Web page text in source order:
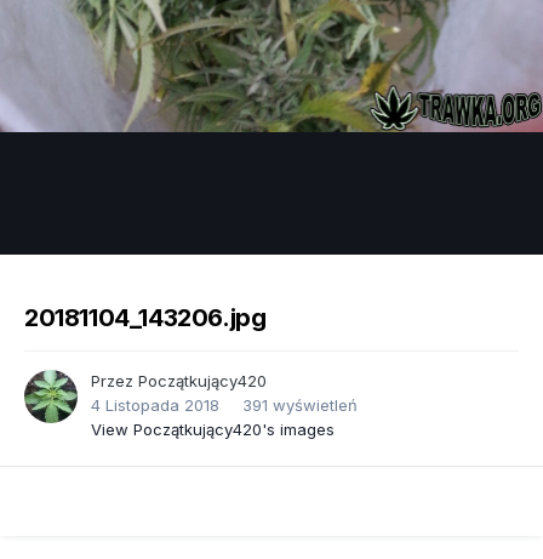
20181104_143206.jpg
Przez Początkujący420
4 Listopada 2018
391 wyświetleń
View Początkujący420's images